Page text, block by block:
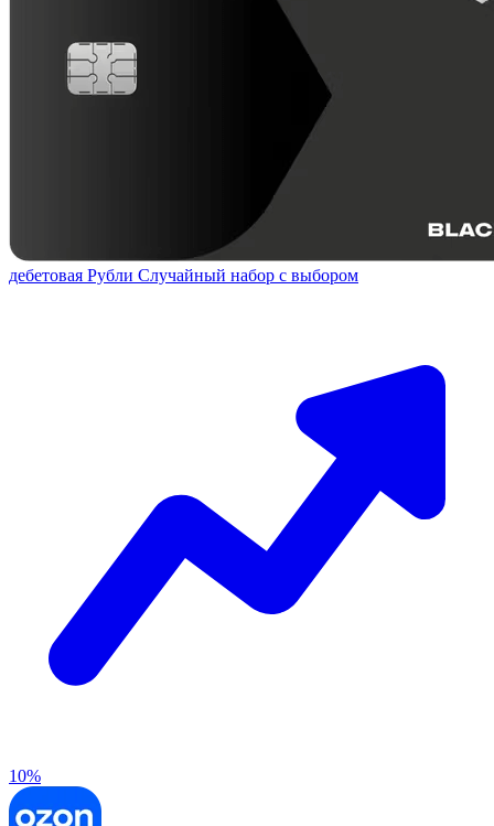
дебетовая Рубли Случайный набор с выбором
10%